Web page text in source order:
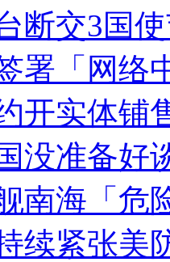
断交3国
署「网络
开实体铺
没准备好
南海「危
续紧张美